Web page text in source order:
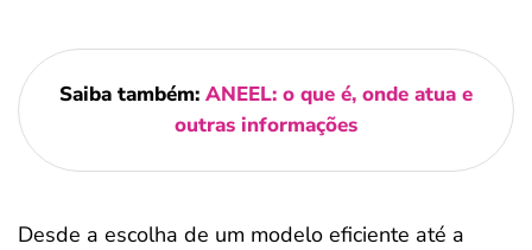
Saiba também: ANEEL: o que é, onde atua e
outras informações
Desde a escolha de um modelo eficiente até a